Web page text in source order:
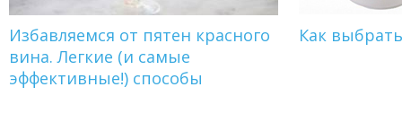
Избавляемся от пятен красного
вина. Легкие (и самые
эффективные!) способы
Как